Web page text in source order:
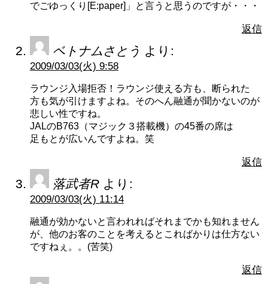
でごゆっくり[E:paper]」と言うと思うのですが・・・
返信
ベトナムさとう より:
2009/03/03(火) 9:58
ラウンジ入場拒否！ラウンジ使える方も、断られた
方も気が引けますよね。そのへん融通が聞かないのが
悲しい性ですね。
JALのB763（マジック３搭載機）の45番の席は
足もとが広いんですよね。笑
返信
落武者R より:
2009/03/03(火) 11:14
融通が効かないと言われればそれまでかも知れません
が、他のお客のことを考えるとこればかりは仕方ない
ですねぇ。。(苦笑)
返信